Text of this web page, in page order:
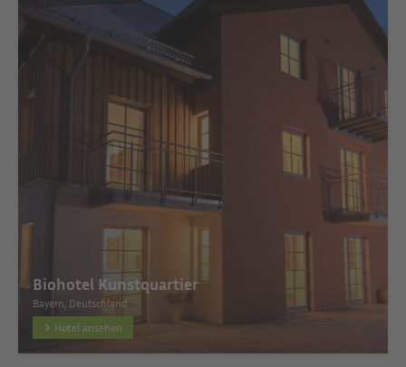
Biohotel Kunstquartier
Bayern, Deutschland
Hotel ansehen